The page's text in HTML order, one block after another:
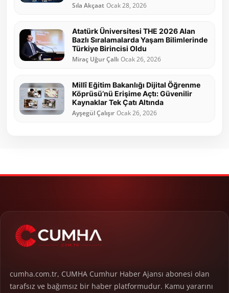
Sıla Akçaat Ocak 28, 2026
Atatürk Üniversitesi THE 2026 Alan
Bazlı Sıralamalarda Yaşam Bilimlerinde
Türkiye Birincisi Oldu
Miraç Uğur Çallı Ocak 26, 2026
Millî Eğitim Bakanlığı Dijital Öğrenme
Köprüsü’nü Erişime Açtı: Güvenilir
Kaynaklar Tek Çatı Altında
Ayşegül Çalışır Ocak 26, 2026
cumha.com.tr, CUMHA Cumhur Haber Ajansı abonesi olan
tarafsız ve bağımsız bir haber platformudur. Kamu yararını